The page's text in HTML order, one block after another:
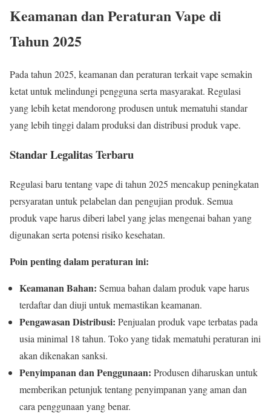
Keamanan dan Peraturan Vape di
Tahun 2025
Pada tahun 2025, keamanan dan peraturan terkait vape semakin
ketat untuk melindungi pengguna serta masyarakat. Regulasi
yang lebih ketat mendorong produsen untuk mematuhi standar
yang lebih tinggi dalam produksi dan distribusi produk vape.
Standar Legalitas Terbaru
Regulasi baru tentang vape di tahun 2025 mencakup peningkatan
persyaratan untuk pelabelan dan pengujian produk. Semua
produk vape harus diberi label yang jelas mengenai bahan yang
digunakan serta potensi risiko kesehatan.
Poin penting dalam peraturan ini:
Keamanan Bahan: Semua bahan dalam produk vape harus
terdaftar dan diuji untuk memastikan keamanan.
Pengawasan Distribusi: Penjualan produk vape terbatas pada
usia minimal 18 tahun. Toko yang tidak mematuhi peraturan ini
akan dikenakan sanksi.
Penyimpanan dan Penggunaan: Produsen diharuskan untuk
memberikan petunjuk tentang penyimpanan yang aman dan
cara penggunaan yang benar.